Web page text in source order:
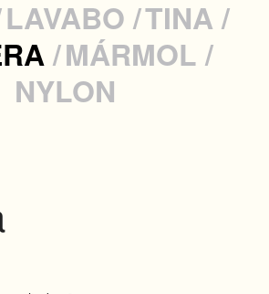
LAVABO TINA
MÁRMOL
NYLON